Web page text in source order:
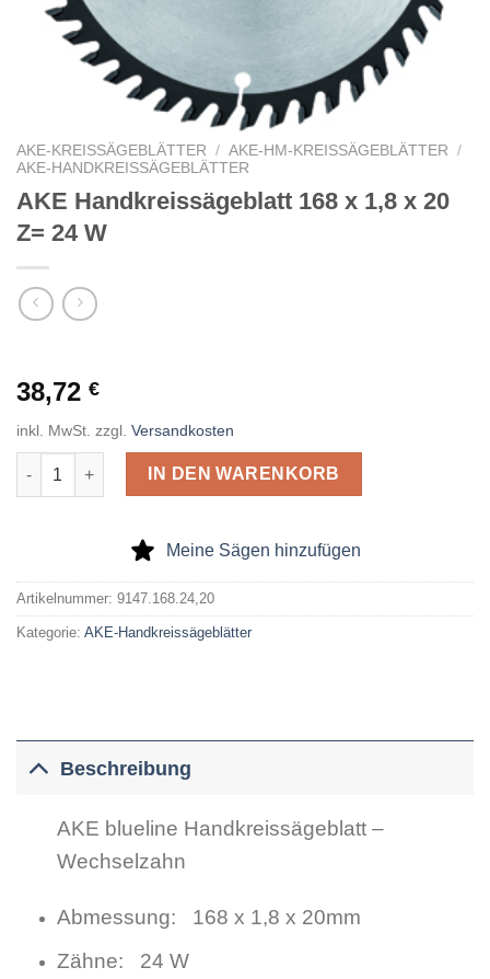
AKE-KREISSÄGEBLÄTTER / AKE-HM-KREISSÄGEBLÄTTER
/
AKE-HANDKREISSÄGEBLÄTTER
AKE Handkreissägeblatt 168 x 1,8 x 20
Z= 24 W
38,72 €
inkl. MwSt. zzgl. Versandkosten
AKE Handkreissägeblatt 168 x 1,8 x 20 Z= 24 W Menge
IN DEN WARENKORB
Meine Sägen hinzufügen
Artikelnummer: 9147.168.24,20
Kategorie: AKE-Handkreissägeblätter
Beschreibung
AKE blueline Handkreissägeblatt –
Wechselzahn
Abmessung: 168 x 1,8 x 20mm
Zähne: 24 W